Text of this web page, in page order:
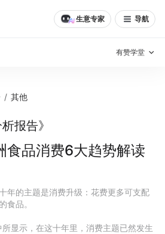
生意专家 导航
有赞学堂
增长方法
有赞专家说
实干家直播间
/ 其他
报告》
食品消费6大趋势解读
年的主题是消费升级：花费更多可支配
食品。
显示，在这十年里，消费主题已然发生